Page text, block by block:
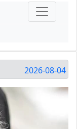
2026-08-04